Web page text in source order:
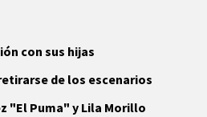
con sus hijas
de los escenarios
"El Puma" y Lila Morillo